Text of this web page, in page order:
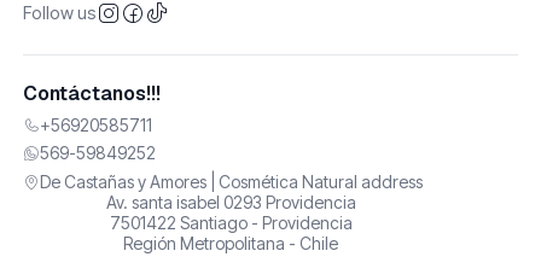
Follow us
Contáctanos!!!
+56920585711
569-59849252
De Castañas y Amores | Cosmética Natural address
Av. santa isabel 0293 Providencia
7501422 Santiago - Providencia
Región Metropolitana - Chile